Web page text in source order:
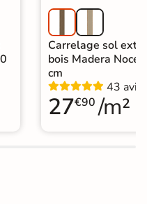
Carrelage sol
bois Madera Noce
cm
43 avis
27€90 /m²